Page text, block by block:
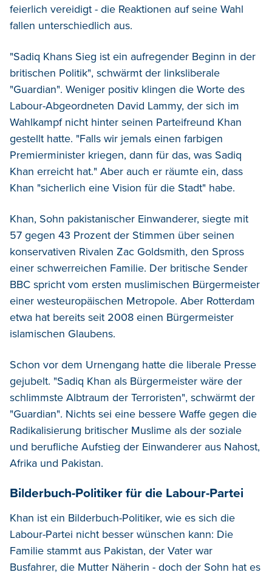
feierlich vereidigt - die Reaktionen auf seine Wahl
fallen unterschiedlich aus.
"Sadiq Khans Sieg ist ein aufregender Beginn in der
britischen Politik", schwärmt der linksliberale
"Guardian". Weniger positiv klingen die Worte des
Labour-Abgeordneten David Lammy, der sich im
Wahlkampf nicht hinter seinen Parteifreund Khan
gestellt hatte. "Falls wir jemals einen farbigen
Premierminister kriegen, dann für das, was Sadiq
Khan erreicht hat." Aber auch er räumte ein, dass
Khan "sicherlich eine Vision für die Stadt" habe.
Khan, Sohn pakistanischer Einwanderer, siegte mit
57 gegen 43 Prozent der Stimmen über seinen
konservativen Rivalen Zac Goldsmith, den Spross
einer schwerreichen Familie. Der britische Sender
BBC spricht vom ersten muslimischen Bürgermeister
einer westeuropäischen Metropole. Aber Rotterdam
etwa hat bereits seit 2008 einen Bürgermeister
islamischen Glaubens.
Schon vor dem Urnengang hatte die liberale Presse
gejubelt. "Sadiq Khan als Bürgermeister wäre der
schlimmste Albtraum der Terroristen", schwärmt der
"Guardian". Nichts sei eine bessere Waffe gegen die
Radikalisierung britischer Muslime als der soziale
und berufliche Aufstieg der Einwanderer aus Nahost,
Afrika und Pakistan.
Bilderbuch-Politiker für die Labour-Partei
Khan ist ein Bilderbuch-Politiker, wie es sich die
Labour-Partei nicht besser wünschen kann: Die
Familie stammt aus Pakistan, der Vater war
Busfahrer, die Mutter Näherin - doch der Sohn hat es